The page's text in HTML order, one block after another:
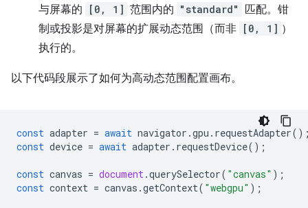
与屏幕的
[0, 1] 范围内的 "standard"
匹配。钳
制或投影是对屏幕的扩展动态范围（而非 [0, 1] ）
执行的。
以下代码段展示了如何为高动态范围配置画布。
const adapter = await navigator .gpu . requestAdapter
const device = await adapter . requestDevice();
const canvas = document.querySelector( "canvas" );
const context = canvas .getContext( "webgpu" );